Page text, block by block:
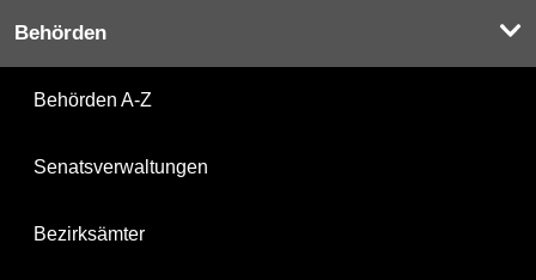
Behörden
Behörden A-Z
Senatsverwaltungen
Bezirksämter